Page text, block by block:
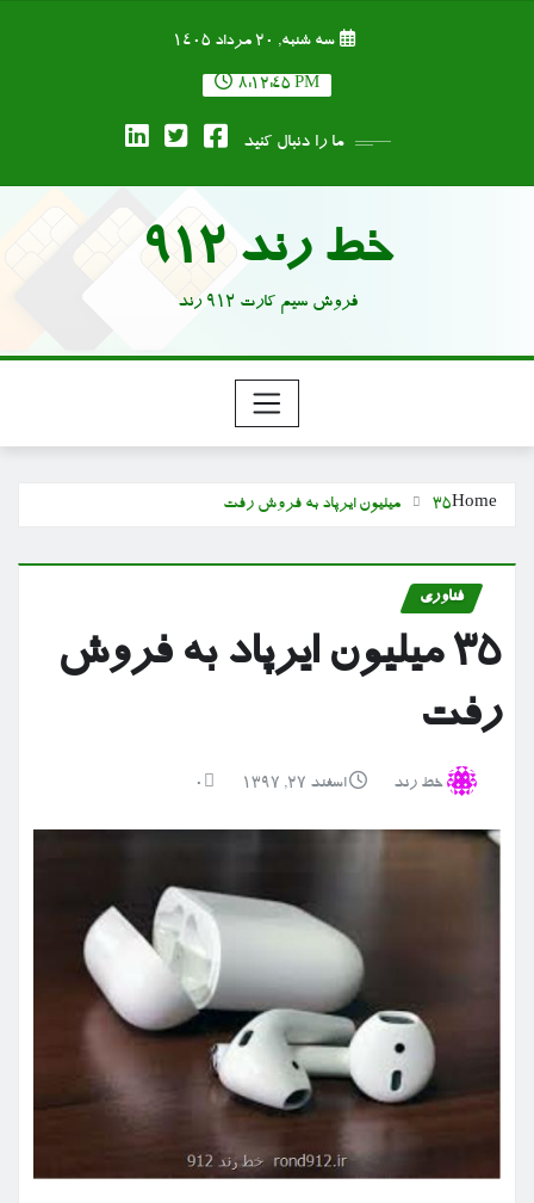
سه شنبه, ۲۰ مرداد ۱۴۰۵
8:12:46 PM
ما را دنبال کنید
خط رند 912
فروش سیم کارت 912 رند
Home۳۵ میلیون ایرپاد به فروش رفت
فناوری
۳۵ میلیون ایرپاد به فروش
رفت
خط رند اسفند ۲۷, ۱۳۹۷ 0